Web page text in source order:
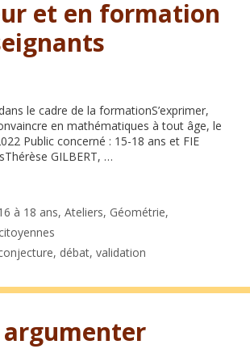
et en formation
le cadre de la formationS’exprimer,
en mathématiques à tout âge, le
Public concerné : 15-18 ans et FIE
GILBERT, …
à 18 ans,Ateliers, Géométrie,
, débat,validation